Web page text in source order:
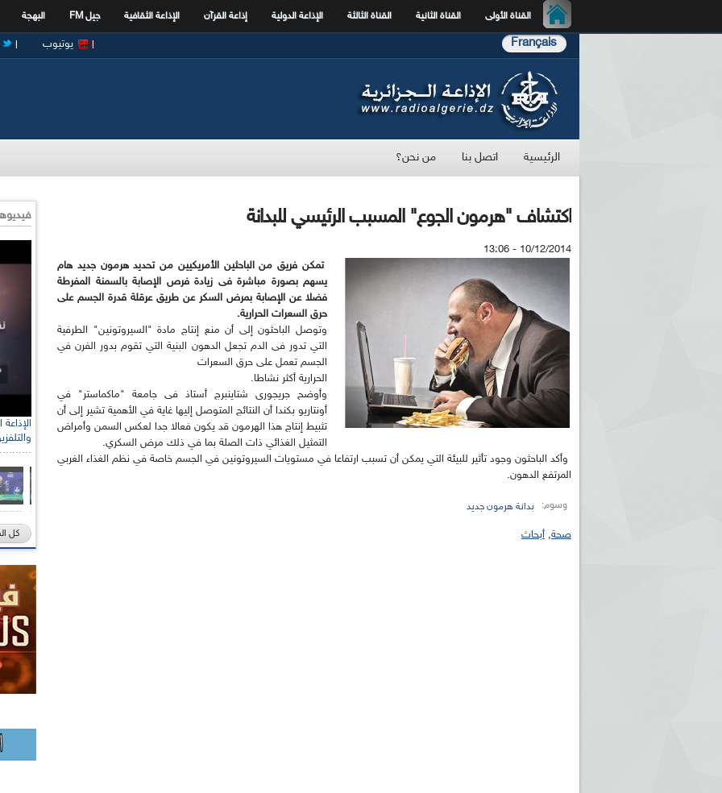
القناة الأولى القناة الثانية القناة الثالثة الإذاعة الدولية إذاعة القرآن الإذاعة الثقافية جيل FM البهجة
Français يوتيوب
الرئيسية اتصل بنا من نحن؟
اكتشاف "هرمون الجوع" المسبب الرئيسي للبدانة
10/12/2014 - 13:06
تمكن فريق من الباحثين الأمريكيين من تحديد هرمون جديد هام
يسهم بصورة مباشرة فى زيادة فرص الإصابة بالسمنة المفرطة
فضلا عن الإصابة بمرض السكر عن طريق عرقلة قدرة الجسم على
حرق السعرات الحرارية.
وتوصل الباحثون إلى أن منع إنتاج مادة "السيروتونين" الطرفية
التي تدور فى الدم تجعل الدهون البنية التي تقوم بدور الفرن في
الجسم تعمل على حرق السعرات
الحرارية أكثر نشاطا.
وأوضح جريجورى شتاينبرج أستاذ فى جامعة "ماكماستر" في
أونتاريو بكندا أن النتائج المتوصل إليها غاية في الأهمية تشير إلى أن
تثبيط إنتاج هذا الهرمون قد يكون فعالا جدا لعكس السمن وأمراض
التمثيل الغذائي ذات الصلة بما في ذلك مرض السكري.
وأكد الباحثون وجود تأثير للبيئة التي يمكن أن تسبب ارتفاعا في مستويات السيروتونين في الجسم خاصة في نظم الغذاء الغربي
المرتفع الدهون.
وسوم: بدانة هرمون جديد
صحة, أبحاث كل